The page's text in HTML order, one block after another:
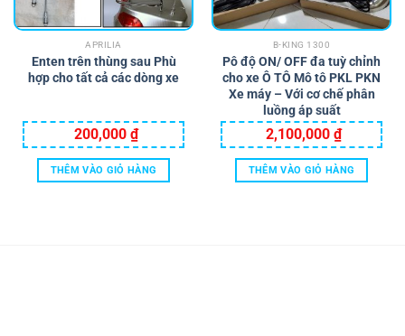
APRILIA
Enten trên thùng sau Phù
hợp cho tất cả các dòng xe
200,000 ₫
THÊM VÀO GIỎ HÀNG
B-KING 1300
Pô độ ON/ OFF đa tuỳ chỉnh
cho xe Ô TÔ Mô tô PKL PKN
Xe máy – Với cơ chế phân
luồng áp suất
2,100,000 ₫
THÊM VÀO GIỎ HÀNG